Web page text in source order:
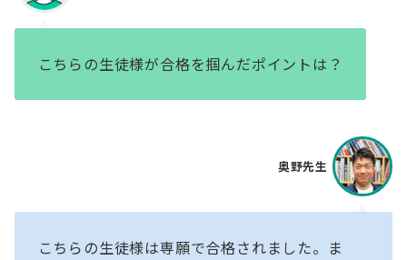
こちらの生徒様が合格を掴んだポイントは？
奥野先生
こちらの生徒様は専願で合格されました。ま